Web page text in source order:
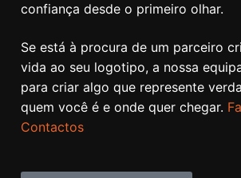
confiança desde o primeiro olhar.
Se está à procura de um parceiro
vida ao seu logotipo, a nossa
para criar algo que represente
quem você é e onde quer chegar.
Contactos